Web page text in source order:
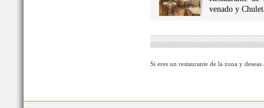
venado y
Si eres un restaurante de la zona y